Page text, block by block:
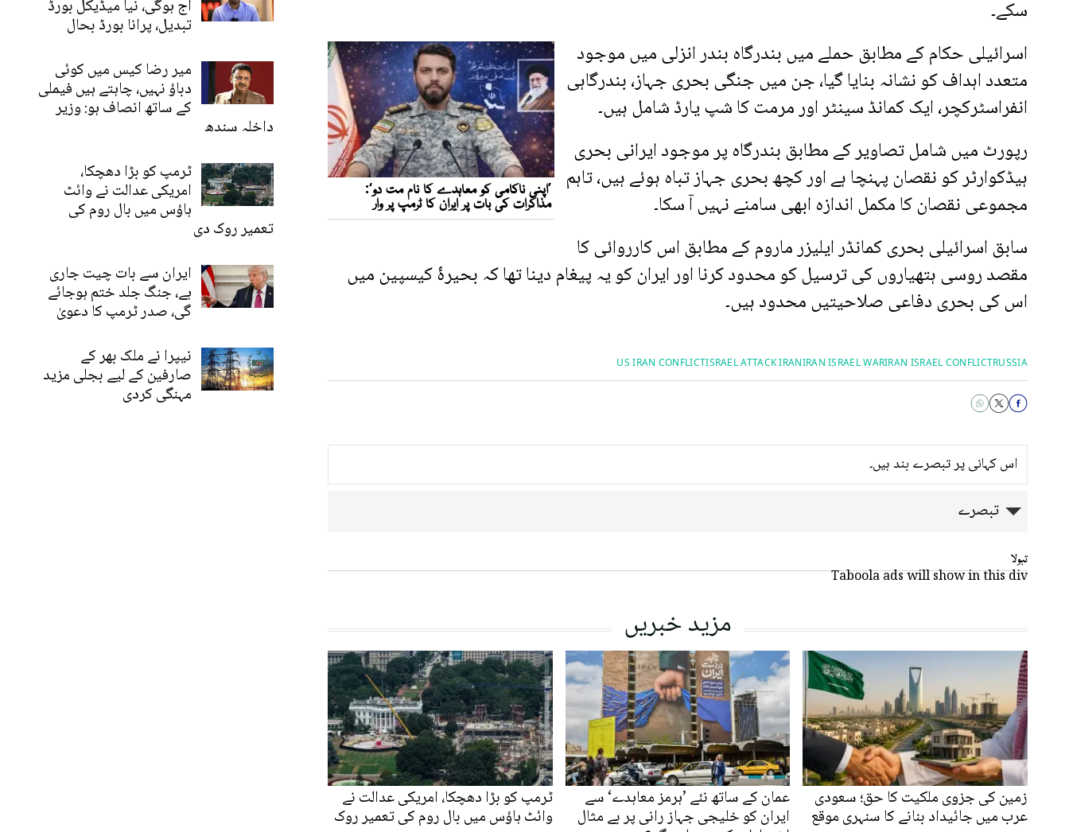
سکے۔
اسرائیلی حکام کے مطابق حملے میں بندرگاہ بندر انزلی میں موجود
متعدد اہداف کو نشانہ بنایا گیا، جن میں جنگی بحری جہاز، بندرگاہی
انفراسٹرکچر، ایک کمانڈ سینٹر اور مرمت کا شپ یارڈ شامل ہیں۔
رپورٹ میں شامل تصاویر کے مطابق بندرگاہ پر موجود ایرانی بحری
ہیڈکوارٹر کو نقصان پہنچا ہے اور کچھ بحری جہاز تباہ ہوئے ہیں، تاہم
مجموعی نقصان کا مکمل اندازہ ابھی سامنے نہیں آ سکا۔
سابق اسرائیلی بحری کمانڈر ایلیزر ماروم کے مطابق اس کارروائی کا
مقصد روسی ہتھیاروں کی ترسیل کو محدود کرنا اور ایران کو یہ پیغام دینا تھا کہ بحیرۂ کیسپین میں
اس کی بحری دفاعی صلاحیتیں محدود ہیں۔
RUSSIA
IRAN ISRAEL CONFLICT
IRAN ISRAEL WAR
ISRAEL ATTACK IRAN
US IRAN CONFLICT
اس کہانی پر تبصرے بند ہیں۔
تبصرے
تبولا
Taboola ads will show in this div
مزید خبریں
زمین کی جزوی ملکیت کا حق؛ سعودی
عرب میں جائیداد بنانے کا سنہری موقع
عمان کے ساتھ نئے ’ہرمز معاہدے‘ سے
ایران کو خلیجی جہاز رانی پر بے مثال
ٹرمپ کو بڑا دھچکا، امریکی عدالت نے
وائٹ ہاؤس میں بال روم کی تعمیر روک
آج ہوگی، نیا میڈیکل بورڈ
تبدیل، پرانا بورڈ بحال
میر رضا کیس میں کوئی
دباؤ نہیں، چاہتے ہیں فیملی
کے ساتھ انصاف ہو: وزیر
داخلہ سندھ
ٹرمپ کو بڑا دھچکا،
امریکی عدالت نے وائٹ
ہاؤس میں بال روم کی
تعمیر روک دی
ایران سے بات چیت جاری
ہے، جنگ جلد ختم ہوجائے
گی، صدر ٹرمپ کا دعویٰ
نیپرا نے ملک بھر کے
صارفین کے لیے بجلی مزید
مہنگی کردی